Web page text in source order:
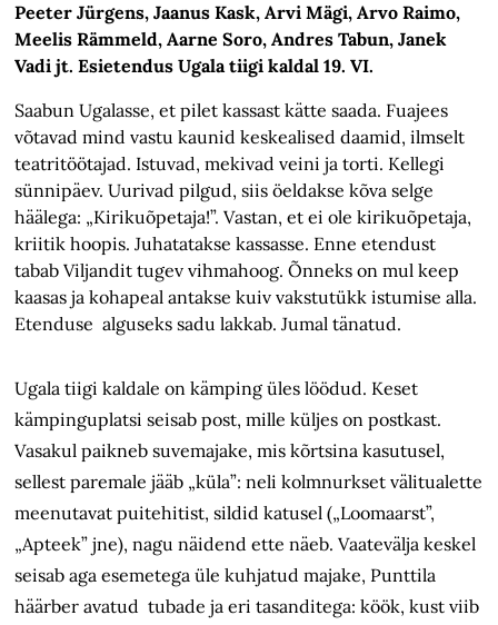
Peeter Jürgens, Jaanus Kask, Arvi Mägi, Arvo Raimo,
Meelis Rämmeld, Aarne Soro, Andres Tabun, Janek
Vadi jt. Esietendus Ugala tiigi kaldal 19. VI.
Saabun Ugalasse, et pilet kassast kätte saada. Fuajees
võtavad mind vastu kaunid keskealised daamid, ilmselt
teatritöötajad. Istuvad, mekivad veini ja torti. Kellegi
sünnipäev. Uurivad pilgud, siis öeldakse kõva selge
häälega: „Kirikuõpetaja!”. Vastan, et ei ole kirikuõpetaja,
kriitik hoopis. Juhatatakse kassasse. Enne etendust
tabab Viljandit tugev vihmahoog. Õnneks on mul keep
kaasas ja kohapeal antakse kuiv vakstutükk istumise alla.
Etenduse alguseks sadu lakkab. Jumal tänatud.
Ugala tiigi kaldale on kämping üles löödud. Keset
kämpinguplatsi seisab post, mille küljes on postkast.
Vasakul paikneb suvemajake, mis kõrtsina kasutusel,
sellest paremale jääb „küla”: neli kolmnurkset välitualette
meenutavat puitehitist, sildid katusel („Loomaarst”,
„Apteek” jne), nagu näidend ette näeb. Vaatevälja keskel
seisab aga esemetega üle kuhjatud majake, Punttila
häärber avatud tubade ja eri tasanditega: köök, kust viib